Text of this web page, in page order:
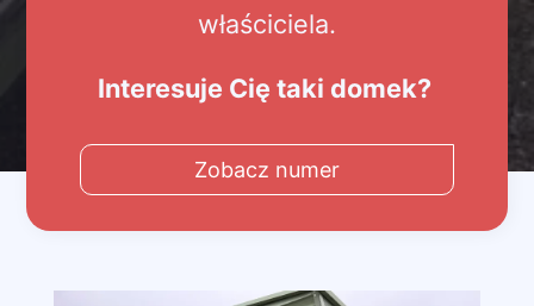
właściciela.
Interesuje Cię taki domek?
Zobacz numer